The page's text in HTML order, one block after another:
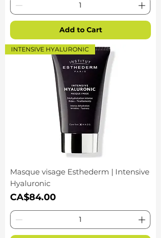
Add to Cart
INTENSIVE HYALURONIC
Masque visage Esthederm | Intensive
Hyaluronic
Price
CA$84.00